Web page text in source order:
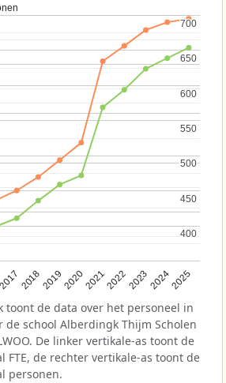
2017 20182019202020212022202320242025
400
400
450
450
500
500
550
550
600
600
650
650
700
700
toont de data over het personeel in
de school Alberdingk Thijm Scholen
De linker vertikale-as toont de
FTE, de rechter vertikale-as toont de
personen.